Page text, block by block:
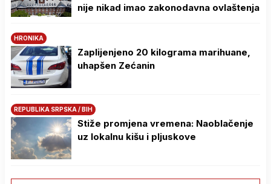
nije nikad imao zakonodavna ovlaštenja
HRONIKA
Zaplijenjeno 20 kilograma marihuane,
uhapšen Zećanin
REPUBLIKA SRPSKA / BIH
Stiže promjena vremena: Naoblačenje
uz lokalnu kišu i pljuskove